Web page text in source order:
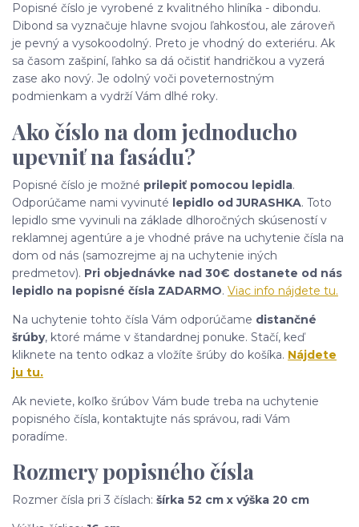
Popisné číslo je vyrobené z kvalitného hliníka - dibondu.
Dibond sa vyznačuje hlavne svojou ľahkosťou, ale zároveň
je pevný a vysokoodolný. Preto je vhodný do exteriéru. Ak
sa časom zašpiní, ľahko sa dá očistiť handričkou a vyzerá
zase ako nový. Je odolný voči poveternostným
podmienkam a vydrží Vám dlhé roky.
Ako číslo na dom jednoducho
upevniť na fasádu?
Popisné číslo je možné prilepiť pomocou lepidla.
Odporúčame nami vyvinuté lepidlo od JURASHKA. Toto
lepidlo sme vyvinuli na základe dlhoročných skúseností v
reklamnej agentúre a je vhodné práve na uchytenie čísla na
dom od nás (samozrejme aj na uchytenie iných
predmetov). Pri objednávke nad 30€ dostanete od nás
lepidlo na popisné čísla ZADARMO. Viac info nájdete tu.
Na uchytenie tohto čísla Vám odporúčame distančné
šrúby, ktoré máme v štandardnej ponuke. Stačí, keď
kliknete na tento odkaz a vložíte šrúby do košíka. Nájdete
ju tu.
Ak neviete, koľko šrúbov Vám bude treba na uchytenie
popisného čísla, kontaktujte nás správou, radi Vám
poradíme.
Rozmery popisného čísla
Rozmer čísla pri 3 číslach: šírka 52 cm x výška 20 cm